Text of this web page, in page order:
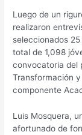
Luego de un
realizaron
seleccionados
total de 1,098
convocatoria del
Transformación
componente
Luis Mosquera,
afortunado de